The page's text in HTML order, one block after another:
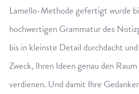
Lamello-Methode gefertigt wurde
hochwertigen Grammatur des
bis in kleinste Detail durchdacht
Zweck, Ihren Ideen genau den
verdienen. Und damit Ihre